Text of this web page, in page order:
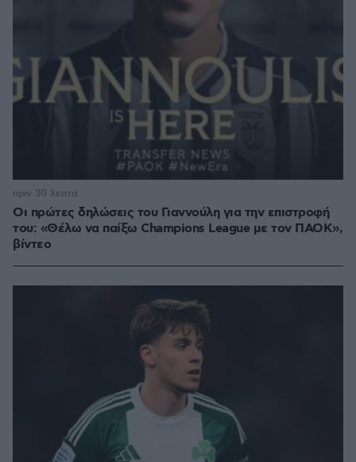
Οι πρώτες δηλώσεις του Γιαννούλη για την επιστροφή
του: «Θέλω να παίξω Champions League με τον ΠΑΟΚ»,
βίντεο
πριν 30 λεπτά